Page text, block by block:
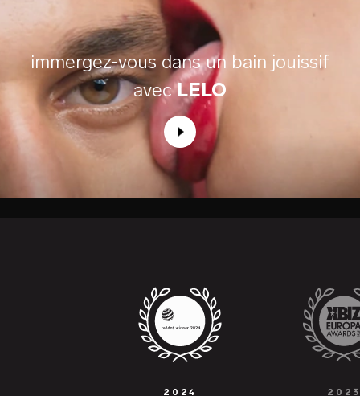
immergez-vous dans un bain jouissif
avecLELO
2024 2023